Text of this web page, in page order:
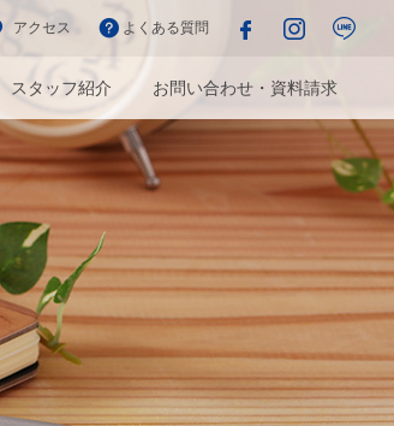
アクセス よくある質問
スタッフ紹介 お問い合わせ・資料請求